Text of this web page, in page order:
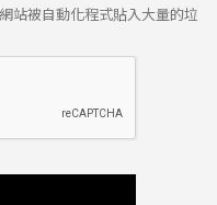
站被自動化程式貼入大量的垃